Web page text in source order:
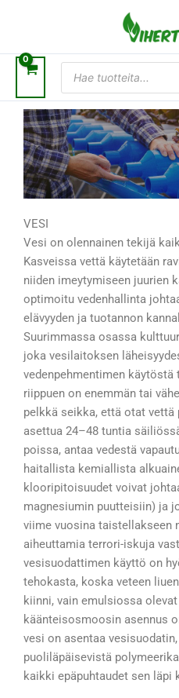
Products
search
VESI
Vesi on olennainen tekijä
Kasveissa vettä käytetään
niiden imeytymiseen juurien
optimoitu vedenhallinta
elävyyden ja tuotannon
Suurimmassa osassa
joka vesilaitoksen
vedenpehmentimen
riippuen on enemmän tai
pelkkä seikka, että otat vettä
asettua 24–48 tuntia
poissa, antaa vedestä
haitallista kemiallista
klooripitoisuudet voivat
magnesiumin puutteisiin) ja
viime vuosina taistellakseen
aiheuttamia terrori-iskuja
vesisuodattimen käyttö on
tehokasta, koska veteen
kiinni, vain emulsiossa
käänteisosmoosin asennus
vesi on asentaa
puoliläpäisevistä
kaikki epäpuhtaudet sen läpi